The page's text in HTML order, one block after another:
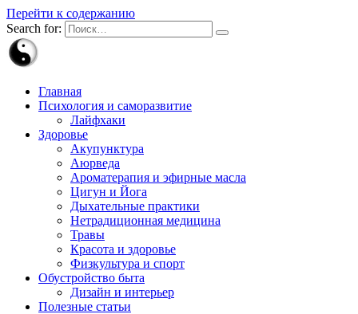
Перейти к содержанию
Search for:
Главная
Психология и саморазвитие
Лайфхаки
Здоровье
Акупунктура
Аюрведа
Ароматерапия и эфирные масла
Цигун и Йога
Дыхательные практики
Нетрадиционная медицина
Травы
Красота и здоровье
Физкультура и спорт
Обустройство быта
Дизайн и интерьер
Полезные статьи